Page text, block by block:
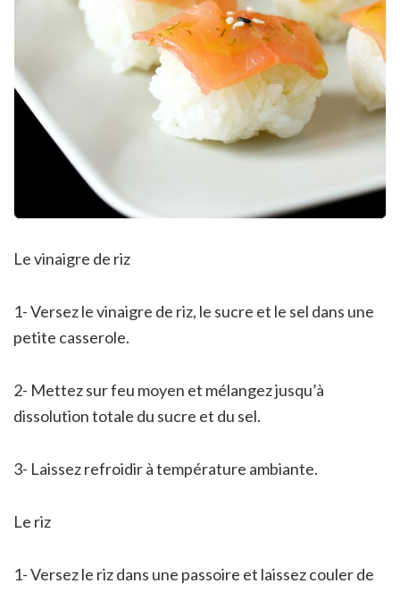
Le vinaigre de riz
1- Versez le vinaigre de riz, le sucre et le sel dans une
petite casserole.
2- Mettez sur feu moyen et mélangez jusqu’à
dissolution totale du sucre et du sel.
3- Laissez refroidir à température ambiante.
Le riz
1- Versez le riz dans une passoire et laissez couler de